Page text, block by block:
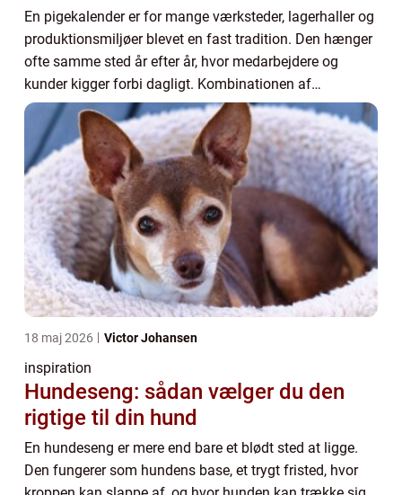
En pigekalender er for mange værksteder, lagerhaller og
produktionsmiljøer blevet en fast tradition. Den hænger
ofte samme sted år efter år, hvor medarbejdere og
kunder kigger forbi dagligt. Kombinationen af
funktionel kalender og markant blikfang gø...
18 maj 2026 Victor Johansen
inspiration
Hundeseng: sådan vælger du den
rigtige til din hund
En hundeseng er mere end bare et blødt sted at ligge.
Den fungerer som hundens base, et trygt fristed, hvor